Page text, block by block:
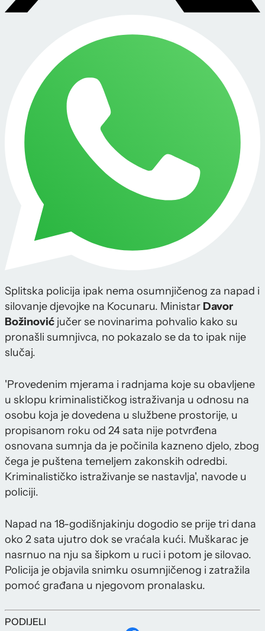
Splitska policija ipak nema osumnjičenog za napad i
silovanje djevojke na Kocunaru. Ministar Davor
Božinović jučer se novinarima pohvalio kako su
pronašli sumnjivca, no pokazalo se da to ipak nije
slučaj.
'Provedenim mjerama i radnjama koje su obavljene
u sklopu kriminalističkog istraživanja u odnosu na
osobu koja je dovedena u službene prostorije, u
propisanom roku od 24 sata nije potvrđena
osnovana sumnja da je počinila kazneno djelo, zbog
čega je puštena temeljem zakonskih odredbi.
Kriminalističko istraživanje se nastavlja', navode u
policiji.
Napad na 18-godišnjakinju dogodio se prije tri dana
oko 2 sata ujutro dok se vraćala kući. Muškarac je
nasrnuo na nju sa šipkom u ruci i potom je silovao.
Policija je objavila snimku osumnjičenog i zatražila
pomoć građana u njegovom pronalasku.
PODIJELI